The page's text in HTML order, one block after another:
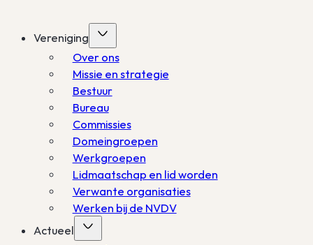
Vereniging
Over ons
Missie en strategie
Bestuur
Bureau
Commissies
Domeingroepen
Werkgroepen
Lidmaatschap en lid worden
Verwante organisaties
Werken bij de NVDV
Actueel